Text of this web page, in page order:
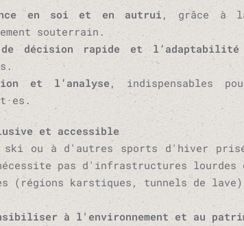
en soi et en autrui , grâce à
souterrain.
décision rapide et l’adaptabilité
et l’analyse, indispensables
et accessible
ski ou à d'autres sports d'hiver
pas d'infrastructures
(régions karstiques, tunnels de
à l'environnement et au